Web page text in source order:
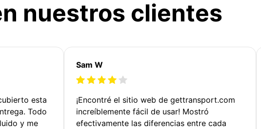
nuestros clientes
esta
Todo
y me
Sam W
¡Encontré el sitio web de gettransport.com
increíblemente fácil de usar! Mostró
efectivamente las diferencias entre cada